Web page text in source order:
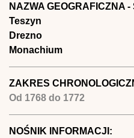
NAZWA GEOGRAFICZNA
Teszyn
Drezno
Monachium
ZAKRES
Od 1768 do 1772
NOŚNIK INFORMACJI: